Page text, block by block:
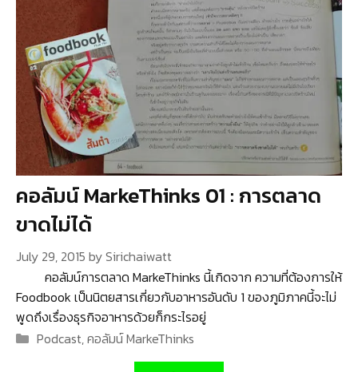
คอลัมน์ MarkeThinks 01 : การตลาด
ขาดไม่ได้
July 29, 2015 bySirichaiwatt
คอลัมน์การตลาด MarkeThinks นี้เกิดจาก ความที่ต้องการให้
Foodbook เป็นนิตยสารเกี่ยวกับอาหารอันดับ 1 ของภูมิภาคนี้จะไม่
พูดถึงเรื่องธุรกิจอาหารด้วยก็กระไรอยู่
Categories
Podcast,คอลัมน์ MarkeThinks